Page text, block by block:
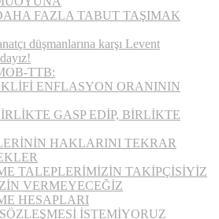
FAZLA TABUT TAŞIMAK
düşmanlarına karşı Levent
TTB:
ENFLASYON ORANININ
GASP EDİP, BİRLİKTE
HAKLARINI TEKRAR
TALEPLERİMİZİN TAKİPÇİSİYİZ
VERMEYECEĞİZ
HESAPLARI
İSTEMİYORUZ